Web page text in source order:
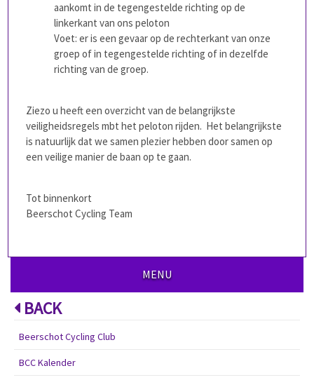
aankomt in de tegengestelde richting op de
linkerkant van ons peloton
Voet: er is een gevaar op de rechterkant van onze
groep of in tegengestelde richting of in dezelfde
richting van de groep.
Ziezo u heeft een overzicht van de belangrijkste
veiligheidsregels mbt het peloton rijden. Het belangrijkste
is natuurlijk dat we samen plezier hebben door samen op
een veilige manier de baan op te gaan.
Tot binnenkort
Beerschot Cycling Team
MENU
BACK
Beerschot Cycling Club
BCC Kalender